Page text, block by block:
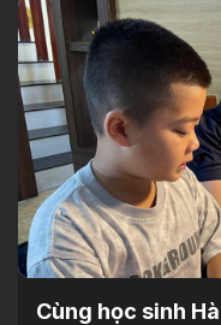
Cùng học sinh